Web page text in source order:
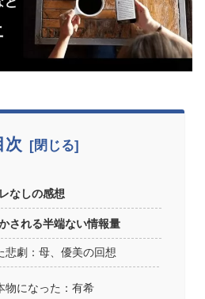
次
なしの感想
される半端ない情報量
悲劇：母、優美の回想
物になった：有希